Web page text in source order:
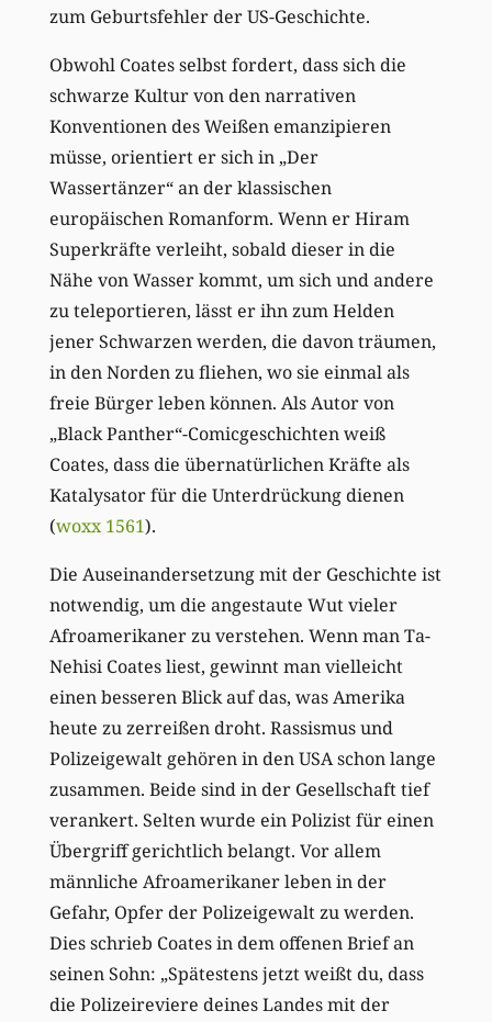
zum Geburtsfehler der US-Geschichte.
Obwohl Coates selbst fordert, dass sich die
schwarze Kultur von den narrativen
Konventionen des Weißen emanzipieren
müsse, orientiert er sich in „Der
Wassertänzer“ an der klassischen
europäischen Romanform. Wenn er Hiram
Superkräfte verleiht, sobald dieser in die
Nähe von Wasser kommt, um sich und andere
zu teleportieren, lässt er ihn zum Helden
jener Schwarzen werden, die davon träumen,
in den Norden zu fliehen, wo sie einmal als
freie Bürger leben können. Als Autor von
„Black Panther“-Comicgeschichten weiß
Coates, dass die übernatürlichen Kräfte als
Katalysator für die Unterdrückung dienen
(woxx 1561).
Die Auseinandersetzung mit der Geschichte ist
notwendig, um die angestaute Wut vieler
Afroamerikaner zu verstehen. Wenn man Ta-
Nehisi Coates liest, gewinnt man vielleicht
einen besseren Blick auf das, was Amerika
heute zu zerreißen droht. Rassismus und
Polizeigewalt gehören in den USA schon lange
zusammen. Beide sind in der Gesellschaft tief
verankert. Selten wurde ein Polizist für einen
Übergriff gerichtlich belangt. Vor allem
männliche Afroamerikaner leben in der
Gefahr, Opfer der Polizeigewalt zu werden.
Dies schrieb Coates in dem offenen Brief an
seinen Sohn: „Spätestens jetzt weißt du, dass
die Polizeireviere deines Landes mit der